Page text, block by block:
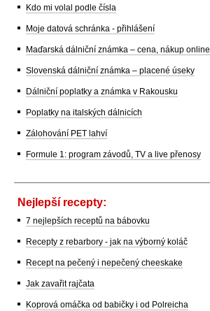
Kdo mi volal podle čísla
Moje datová schránka - přihlášení
Maďarská dálniční známka – cena, nákup online
Slovenská dálniční známka – placené úseky
Dálniční poplatky a známka v Rakousku
Poplatky na italských dálnicích
Zálohování PET lahví
Formule 1: program závodů, TV a live přenosy
Nejlepší recepty:
7 nejlepších receptů na bábovku
Recepty z rebarbory - jak na výborný koláč
Recept na pečený i nepečený cheeskake
Jak zavařit rajčata
Koprová omáčka od babičky i od Polreicha